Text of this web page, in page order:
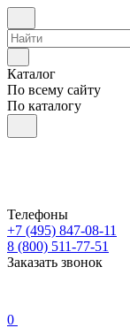
Каталог
По всему сайту
По каталогу
Телефоны
+7 (495) 847-08-11
8 (800) 511-77-51
Заказать звонок
0